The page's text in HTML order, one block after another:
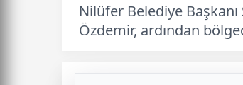
Nilüfer Belediye
Özdemir, ardından